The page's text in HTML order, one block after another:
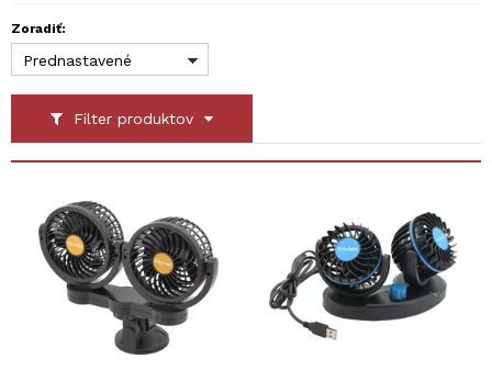
Filter produktov
Zoradiť:
Prednastavené